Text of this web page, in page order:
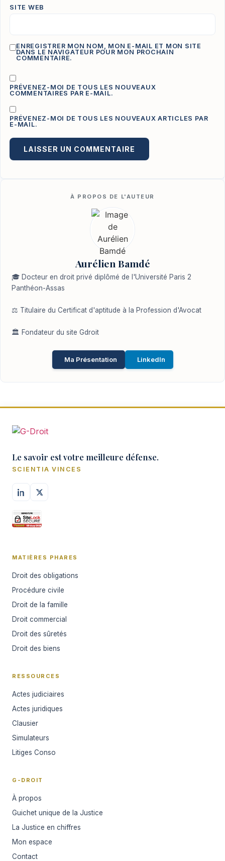
SITE WEB
ENREGISTRER MON NOM, MON E-MAIL ET MON SITE
DANS LE NAVIGATEUR POUR MON PROCHAIN
COMMENTAIRE.
PRÉVENEZ-MOI DE TOUS LES NOUVEAUX
COMMENTAIRES PAR E-MAIL.
PRÉVENEZ-MOI DE TOUS LES NOUVEAUX ARTICLES PAR
E-MAIL.
Aurélien Bamdé
🎓 Docteur en droit privé diplômé de l'Université Paris 2
Panthéon-Assas
⚖️ Titulaire du Certificat d'aptitude à la Profession d'Avocat
🏛️ Fondateur du site Gdroit
Ma Présentation LinkedIn
Le savoir est votre meilleure défense.
SCIENTIA VINCES
MATIÈRES PHARES
Droit des obligations
Procédure civile
Droit de la famille
Droit commercial
Droit des sûretés
Droit des biens
RESSOURCES
Actes judiciaires
Actes juridiques
Clausier
Simulateurs
Litiges Conso
G-DROIT
À propos
Guichet unique de la Justice
La Justice en chiffres
Mon espace
Contact